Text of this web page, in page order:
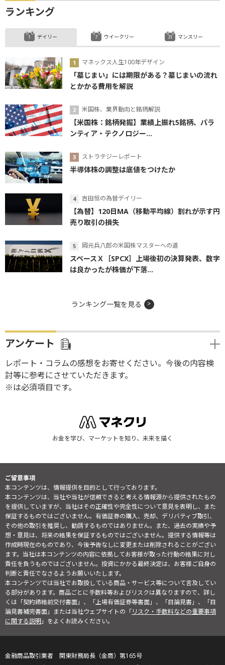
ランキング
デイリー
マネックス人生100年デザイン
「墓じまい」には期限がある？墓じまいの流れ
とかかる費用を解説
米国株、業界動向と銘柄解説
【米国株：銘柄発掘】業績上振れ5銘柄、パラ
ンティア・テクノロジー...
ストラテジーレポート
半導体株の調整は底値をつけたか
吉田恒の為替デイリー
【為替】120日MA（移動平均線）割れが示す円
売り取引の損失
岡元兵八郎の米国株マスターへの道
スペースＸ［SPCX］上場後初の決算発表、数字
は良かったが株価が下落...
ウイークリー マンスリー
ランキング一覧を見る
アンケート
レポート・コラムの感想をお寄せください。今後の内容検
討等に参考にさせていただきます。
※は必須項目です。
お金を学び、マーケットを知り、未来を描く
ご留意事項
本コンテンツは、情報提供を目的として行っております。
本コンテンツは、当社や当社が信頼できると考える情報源から提供されたもの
を提供していますが、当社はその正確性や完全性について意見を表明し、また
保証するものではございません。有価証券の購入、売却、デリバティブ取引、
その他の取引を推奨し、勧誘するものではありません。また、過去の実績や予
想・意見は、将来の結果を保証するものではございません。提供する情報等は
作成時現在のものであり、今後予告なしに変更または削除されることがござい
ます。当社は本コンテンツの内容に依拠してお客様が取った行動の結果に対し
責任を負うものではございません。投資にかかる最終決定は、お客様ご自身の
判断と責任でなさるようお願いいたします。
本コンテンツでは当社でお取扱している商品・サービス等について言及してい
る部分があります。商品ごとに手数料等およびリスクは異なりますので、詳し
くは「契約締結前交付書面」、「上場有価証券等書面」、「目論見書」、「目
論見書補完書面」または当社ウェブサイトの「リスク・手数料などの重要事項
に関する説明」をよくお読みください。
金融商品取引業者 関東財務局長（金商）第165号